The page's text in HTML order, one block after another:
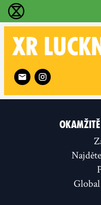
Rebelie proti vyhynutí
XR
Follow XR Lucknow on